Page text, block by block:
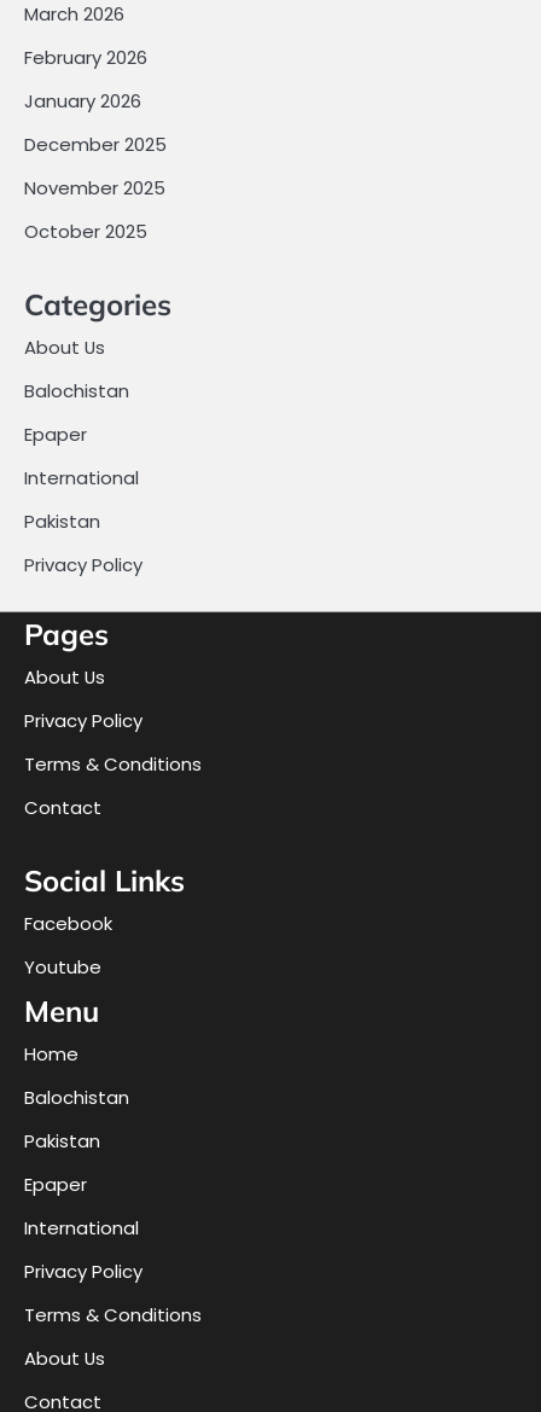
March 2026
February 2026
January 2026
December 2025
November 2025
October 2025
Categories
About Us
Balochistan
Epaper
International
Pakistan
Privacy Policy
Pages
About Us
Privacy Policy
Terms & Conditions
Contact
Social Links
Facebook
Youtube
Menu
Home
Balochistan
Pakistan
Epaper
International
Privacy Policy
Terms & Conditions
About Us
Contact